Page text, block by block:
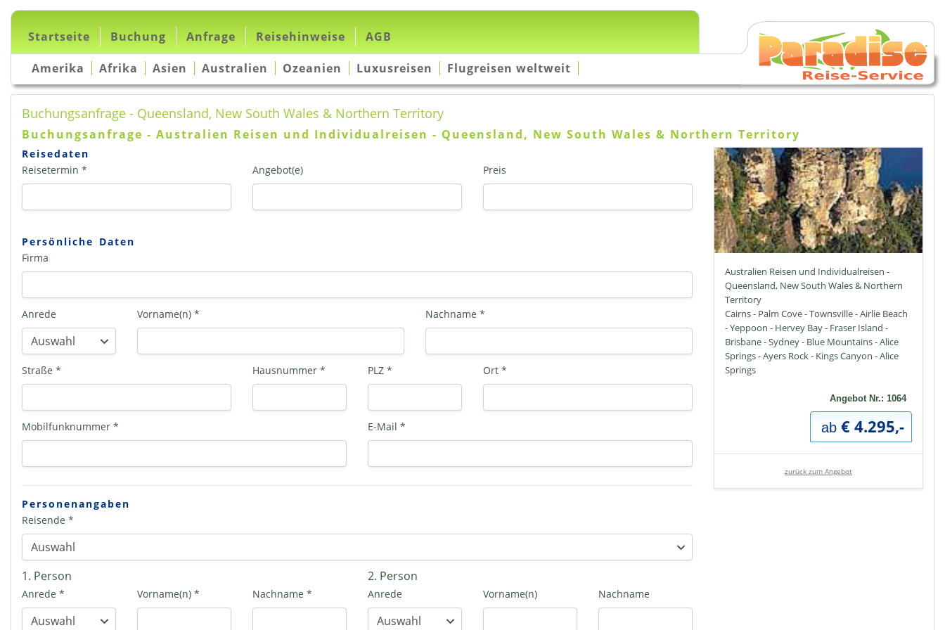
Startseite Buchung Anfrage Reisehinweise AGB
Amerika Afrika Asien Australien Ozeanien Luxusreisen Flugreisen weltweit
Buchungsanfrage - Queensland, New South Wales & Northern Territory
Buchungsanfrage - Australien Reisen und Individualreisen - Queensland, New South Wales & Northern Territory
Reisedaten
Reisetermin *
Angebot(e) Preis
Persönliche Daten
Firma
Anrede Vorname(n) * Nachname *
Straße * Hausnummer * PLZ * Ort *
Mobilfunknummer * E-Mail *
Personenangaben
Reisende *
1. Person
Anrede * Vorname(n) * Nachname *
2. Person
Anrede Vorname(n) Nachname
Australien Reisen und Individualreisen -
Queensland, New South Wales & Northern
Territory
Cairns - Palm Cove - Townsville - Airlie Beach
- Yeppoon - Hervey Bay - Fraser Island -
Brisbane - Sydney - Blue Mountains - Alice
Springs - Ayers Rock - Kings Canyon - Alice
Springs
Angebot Nr.: 1064
ab € 4.295,-
zurück zum Angebot